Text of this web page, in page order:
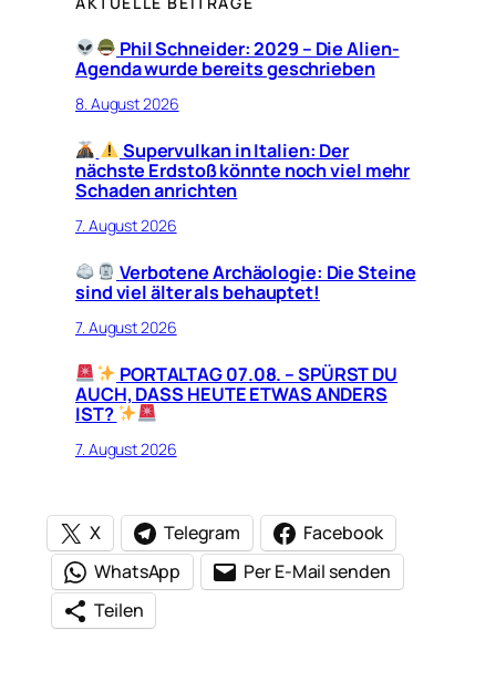
Phil Schneider: 2029 – Die Alien-
Agenda wurde bereits geschrieben
8. August 2026
Supervulkan in Italien: Der
nächste Erdstoß könnte noch viel mehr
Schaden anrichten
7. August 2026
Verbotene Archäologie: Die Steine
sind viel älter als behauptet!
7. August 2026
PORTALTAG 07.08. – SPÜRST DU
AUCH, DASS HEUTE ETWAS ANDERS
IST?
7. August 2026
X Telegram
Facebook
WhatsApp
Per E-Mail senden
Teilen